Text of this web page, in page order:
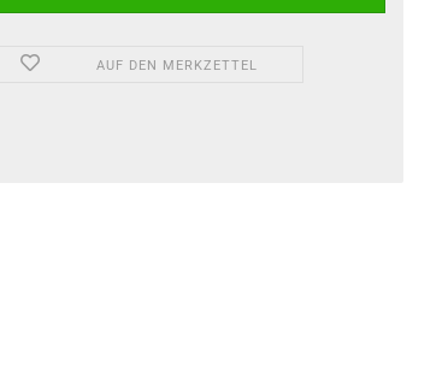
AUF DEN MERKZETTEL